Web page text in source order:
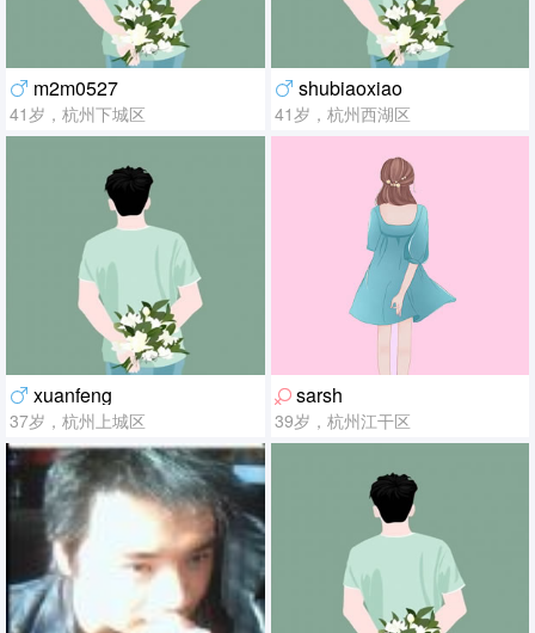
m2m0527
41岁，杭州下城区
shubiaoxiao
41岁，杭州西湖区
xuanfeng
37岁，杭州上城区
sarsh
39岁，杭州江干区